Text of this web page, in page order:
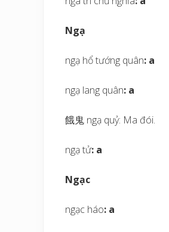
Ngạ
ngạ hổ tướng quân: a
ngạ lang quân: a
餓鬼 ngạ quỷ: Ma đói.
ngạ tử: a
Ngạc
ngạc háo: a